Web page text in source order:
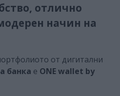
отлично
начин на
от дигитални
банка е ONE wallet by